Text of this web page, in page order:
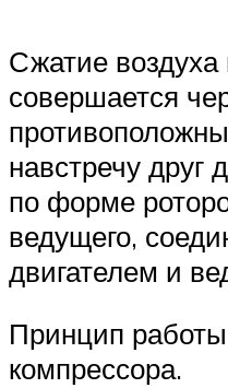
Сжатие воздуха
совершается
навстречу друг
по форме
ведущего,
двигателем и
Принцип работы
компрессора.